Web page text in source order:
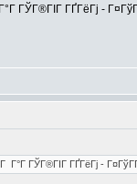
ГЎГ®ГІГ ГҐГёГј -
ГЎГ®ГІГ ГҐГёГј -